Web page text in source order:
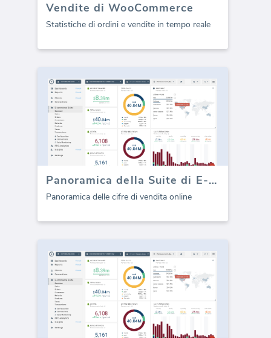
Vendite di WooCommerce
Statistiche di ordini e vendite in tempo reale
Panoramica della Suite di E-commerce
Panoramica delle cifre di vendita online